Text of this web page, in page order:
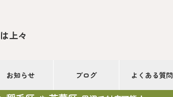
上々
お知らせ ブログ よくある質問